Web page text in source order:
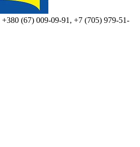
+380 (67) 009-09-91, +7 (705) 979-51-